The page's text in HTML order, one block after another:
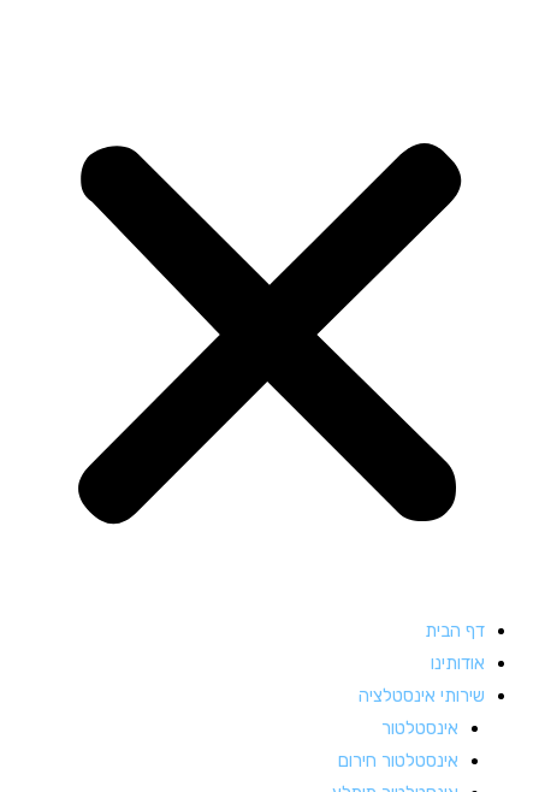
דף הבית
אודותינו
שירותי אינסטלציה
אינסטלטור
אינסטלטור חירום